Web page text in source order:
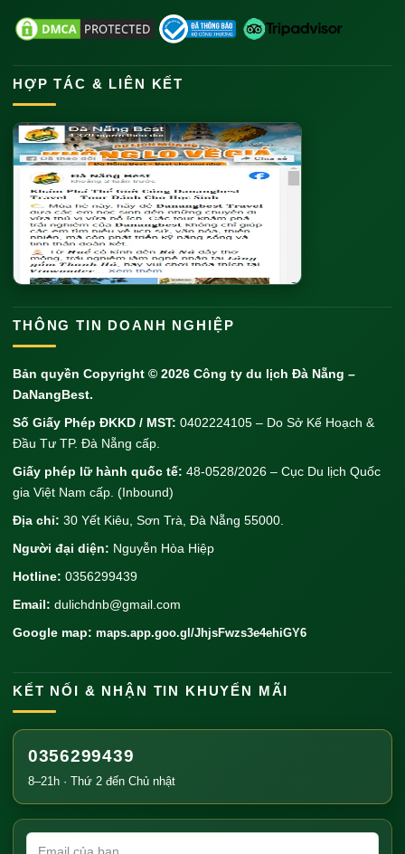
HỢP TÁC & LIÊN KẾT
THÔNG TIN DOANH NGHIỆP
Bản quyền Copyright © 2026 Công ty du lịch Đà Nẵng –
DaNangBest.
Số Giấy Phép ĐKKD / MST: 0402224105 – Do Sở Kế Hoạch &
Đầu Tư TP. Đà Nẵng cấp.
Giấy phép lữ hành quốc tế: 48-0528/2026 – Cục Du lịch Quốc
gia Việt Nam cấp. (Inbound)
Địa chỉ: 30 Yết Kiêu, Sơn Trà, Đà Nẵng 55000.
Người đại diện: Nguyễn Hòa Hiệp
Hotline: 0356299439
Email: dulichdnb@gmail.com
Google map: maps.app.goo.gl/JhjsFwzs3e4ehiGY6
KẾT NỐI & NHẬN TIN KHUYẾN MÃI
0356299439
8–21h · Thứ 2 đến Chủ nhật